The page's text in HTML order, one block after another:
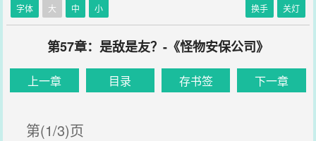
字体 大 中 小 换手 关灯
第57章：是敌是友？-《怪物安保公司》
上一章 目录 存书签 下一章
第(1/3)页